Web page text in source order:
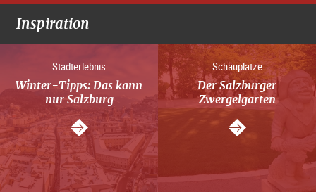
Inspiration
Stadterlebnis
Winter-Tipps: Das kann
nur Salzburg
Schauplätze
Der Salzburger
Zwergelgarten